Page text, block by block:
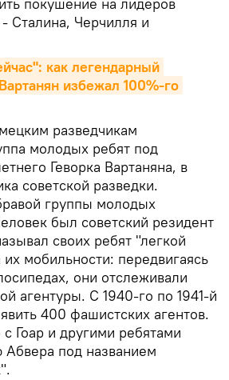
покушение на лидеров
Сталина, Черчилля и
как легендарный
избежал 100%-го
разведчикам
молодых ребят под
Геворка Вартаняна, в
советской разведки.
группы молодых
был советский резидент
своих ребят "легкой
мобильности: передвигаясь
они отслеживали
агентуры. С 1940-го по 1941-й
400 фашистских агентов.
с Гоар и другими ребятами
Абвера под названием